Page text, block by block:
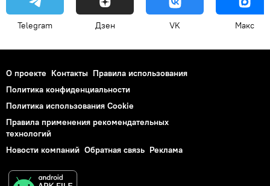
Telegram Дзен VK Макс
О проекте Контакты Правила использования
Политика конфиденциальности
Политика использования Cookie
Правила применения рекомендательных
технологий
Новости компаний Обратная связь Реклама